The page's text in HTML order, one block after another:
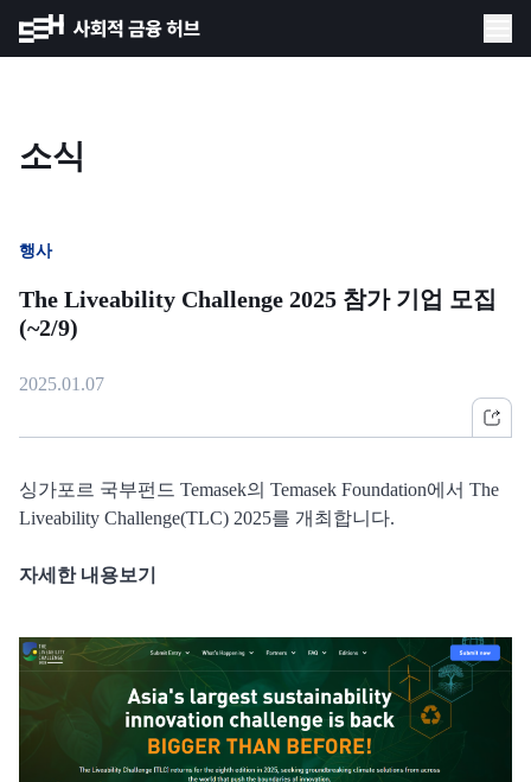
소식
행사
The Liveability Challenge 2025 참가 기업 모집
(~2/9)
2025.01.07
싱가포르 국부펀드 Temasek의 Temasek Foundation에서 The
Liveability Challenge(TLC) 2025를 개최합니다.
자세한 내용보기